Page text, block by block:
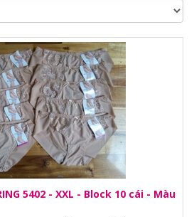
5402 - XXL - Block 10 cái - Màu